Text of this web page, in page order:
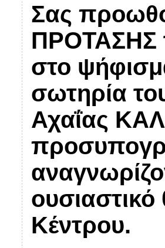
Σας
ΠΡΟΤΑΣΗΣ
στο
σωτηρία
Αχαΐας
Κέντρου.